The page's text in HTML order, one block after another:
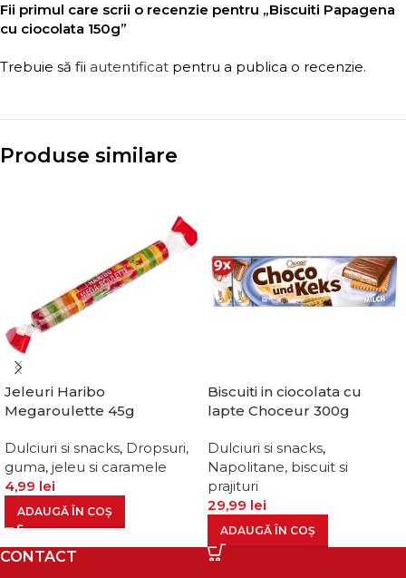
Fii primul care scrii o recenzie pentru „Biscuiti Papagena
cu ciocolata 150g”
Trebuie să fii autentificat pentru a publica o recenzie.
Produse similare
Jeleuri Haribo
Megaroulette 45g
Dulciuri si snacks, Dropsuri,
guma, jeleu si caramele
4,99 lei
ADAUGĂ ÎN COȘ
Biscuiti in ciocolata cu
lapte Choceur 300g
Dulciuri si snacks,
Napolitane, biscuit si
prajituri
29,99 lei
ADAUGĂ ÎN COȘ
CONTACT